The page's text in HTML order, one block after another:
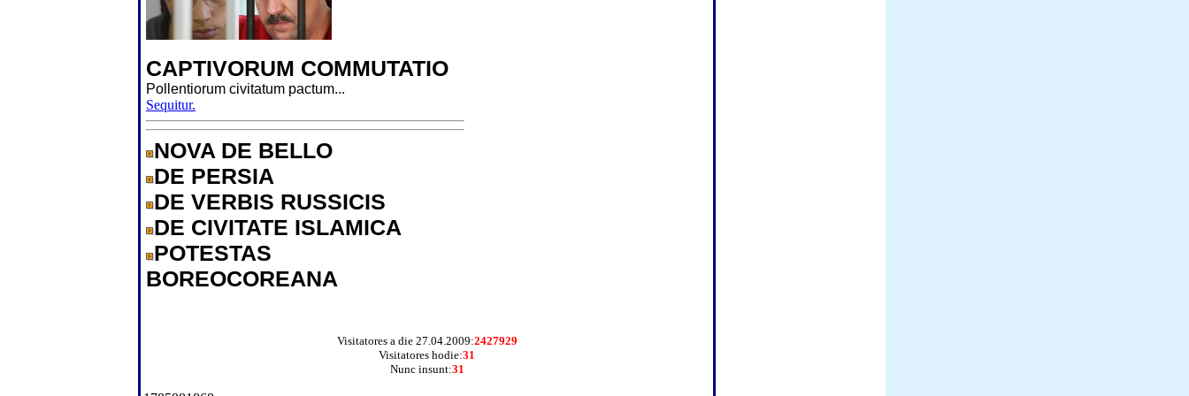
CAPTIVORUM COMMUTATIO
Pollentiorum civitatum pactum...
Sequitur.
NOVA DE BELLO
DE PERSIA
DE VERBIS RUSSICIS
DE CIVITATE ISLAMICA
POTESTAS
BOREOCOREANA
Visitatores a die 27.04.2009:2427929
Visitatores hodie:31
Nunc insunt:31